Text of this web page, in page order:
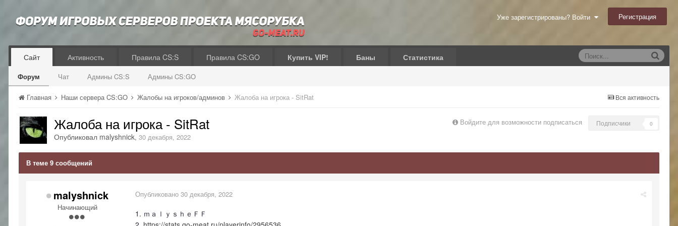
Уже зарегистрированы? Войти Регистрация
Сайт
Форум Чат Админы CS:S Админы CS:GO
Активность Правила CS:S Правила CS:GO Купить VIP! Баны Статистика
Вся активность
Главная Наши сервера CS:GO Жалобы на игроков/админов Жалоба на игрока - SitRat
Войдите для возможности подписаться Подписчики 0
Жалоба на игрока - SitRat
Опубликовал malyshnick, 30 декабря, 2022
В теме 9 сообщений
malyshnick
Начинающий
Опубликовано 30 декабря, 2022
1. ｍａｌｙｓｈｅＦＦ